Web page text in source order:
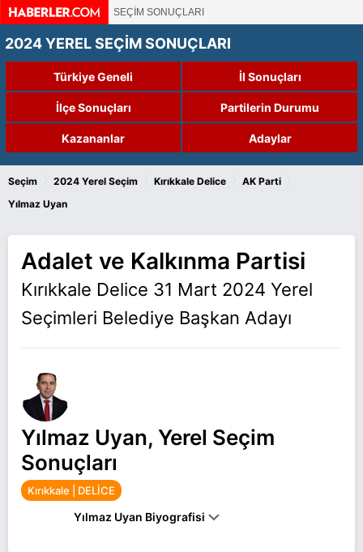
SEÇİM SONUÇLARI
2024 YEREL SEÇİM SONUÇLARI
Türkiye Geneli İl Sonuçları
İlçe Sonuçları Partilerin Durumu
Kazananlar Adaylar
Seçim 2024 Yerel Seçim Kırıkkale Delice AK Parti
Yılmaz Uyan
Adalet ve Kalkınma Partisi
Kırıkkale Delice 31 Mart 2024 Yerel
Seçimleri Belediye Başkan Adayı
Yılmaz Uyan, Yerel Seçim
Sonuçları
Kırıkkale | DELİCE
Yılmaz Uyan Biyografisi